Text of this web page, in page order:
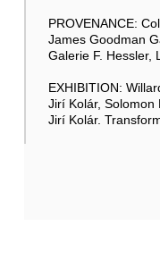
PROVENANCE:
James Goodman
Galerie F. Hessler,
EXHIBITION:
Jirí Kolár, Solomon
Jirí Kolár.